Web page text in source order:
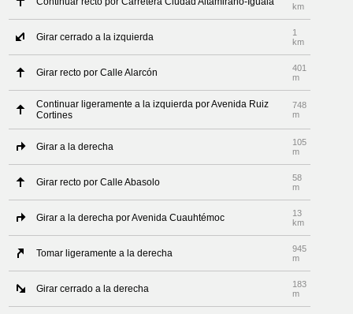
km
Girar cerrado a la izquierda
1
km
Girar recto por Calle Alarcón
401
m
Continuar ligeramente a la izquierda por Avenida Ruiz
Cortines
748
m
Girar a la derecha
105
m
Girar recto por Calle Abasolo
58
m
Girar a la derecha por Avenida Cuauhtémoc
13
km
Tomar ligeramente a la derecha
945
m
Girar cerrado a la derecha
183
m